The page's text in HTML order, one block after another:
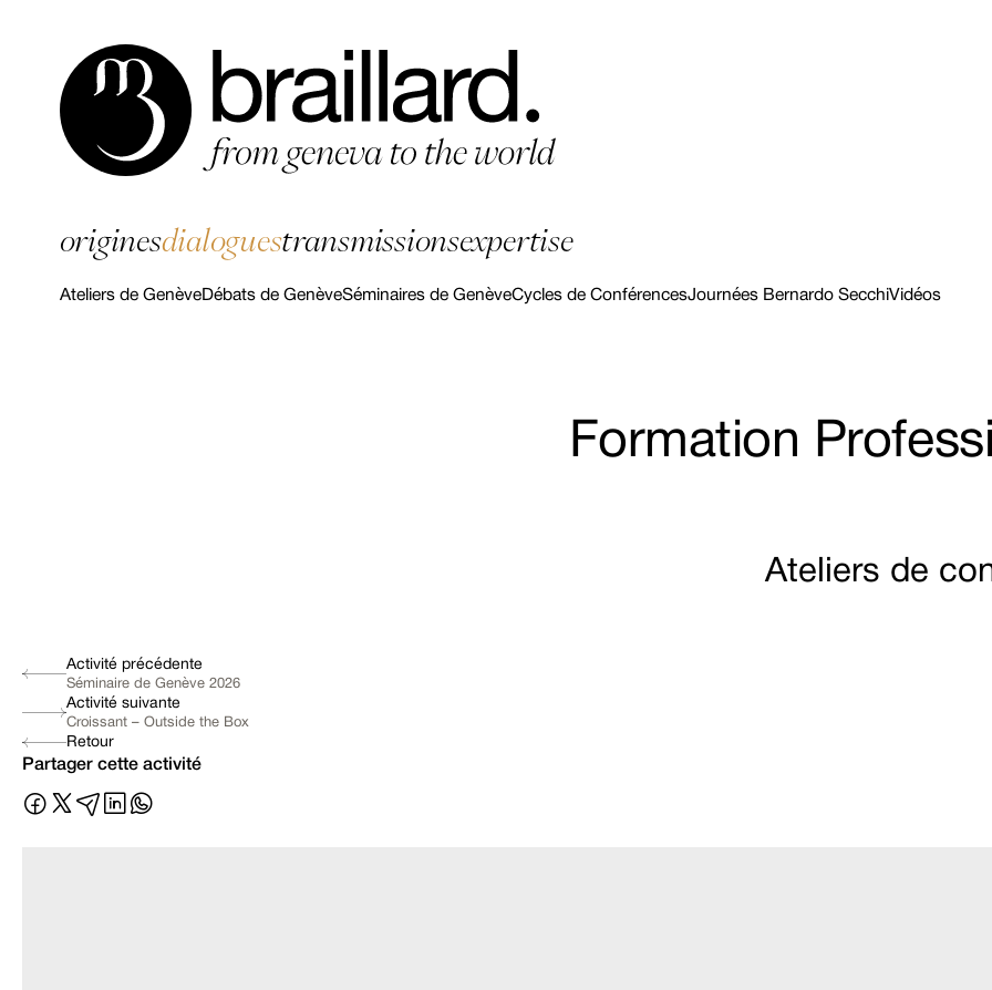
originesdialoguestransmissionsexpertise
Ateliers de GenèveDébats de GenèveSéminaires de GenèveCycles de ConférencesJournées Bernardo SecchiVidéos
Formation
Ateliers de
Activité précédente
Séminaire de Genève 2026
Activité suivante
Croissant – Outside the Box
Retour
Partager cette activité